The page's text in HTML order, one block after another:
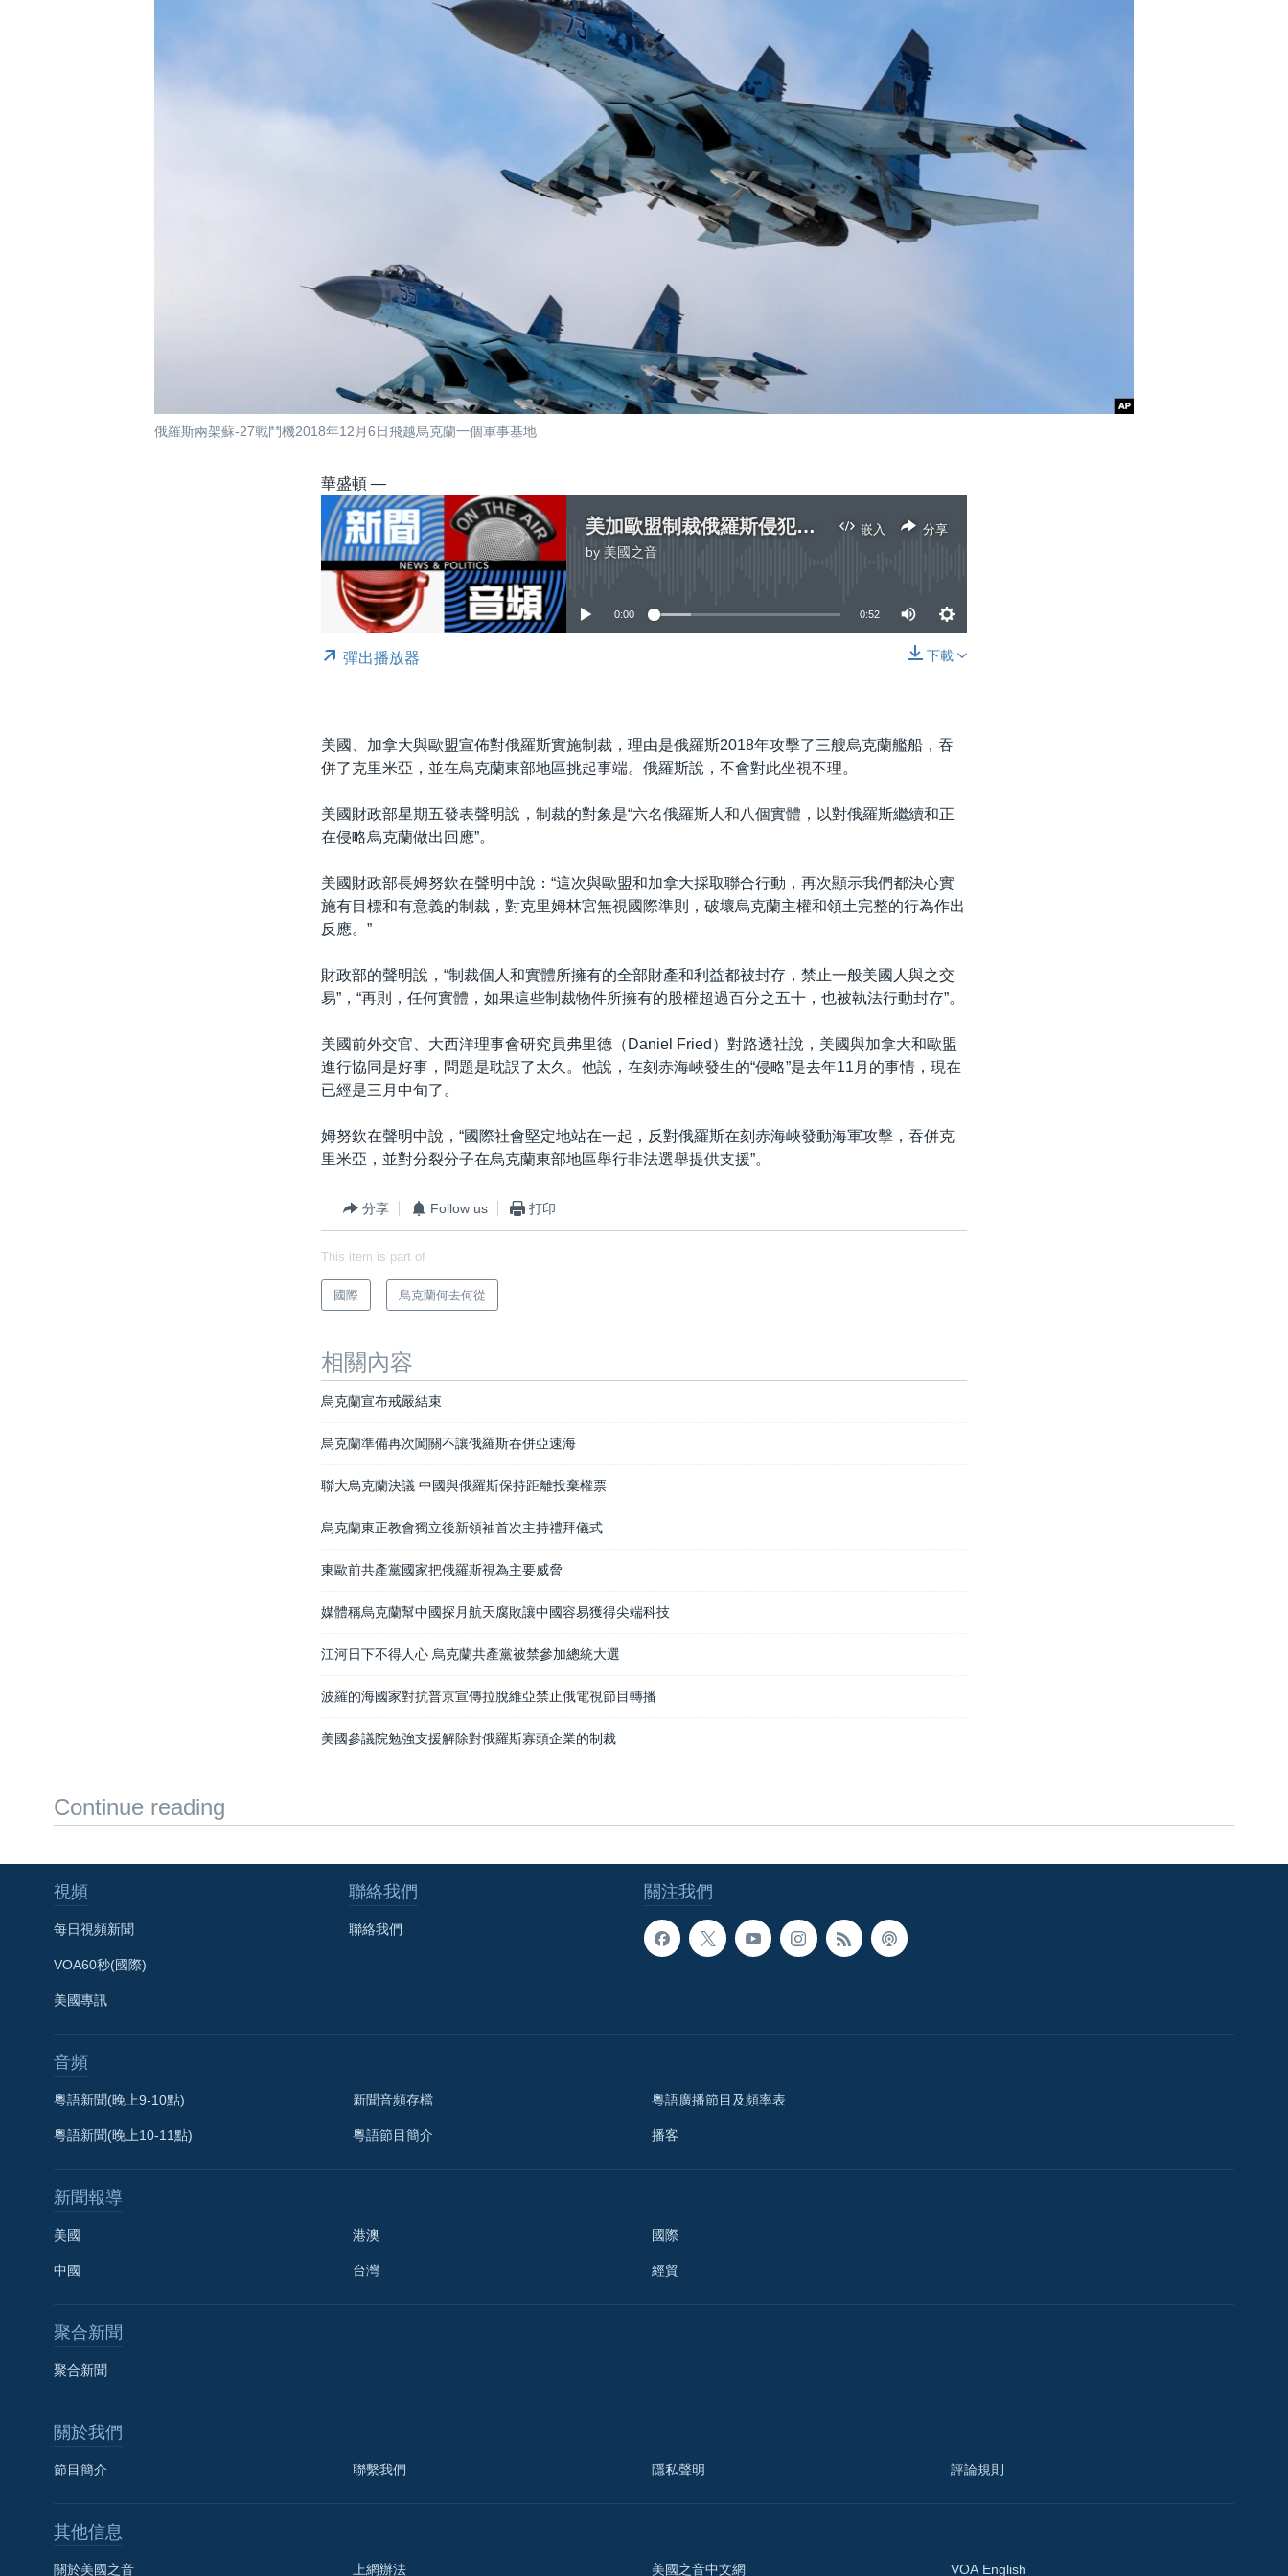
俄羅斯兩架蘇-27戰鬥機2018年12月6日飛越烏克蘭一個軍事基地
華盛頓 —
嵌入 分享
美加歐盟制裁俄羅斯侵犯烏克蘭主權
by 美國之音
No media source currently available
0:00 0:52
下載
彈出播放器
美國、加拿大與歐盟宣佈對俄羅斯實施制裁，理由是俄羅斯2018年攻擊了三艘烏克蘭艦船，吞
併了克里米亞，並在烏克蘭東部地區挑起事端。俄羅斯說，不會對此坐視不理。
美國財政部星期五發表聲明說，制裁的對象是“六名俄羅斯人和八個實體，以對俄羅斯繼續和正
在侵略烏克蘭做出回應”。
美國財政部長姆努欽在聲明中說：“這次與歐盟和加拿大採取聯合行動，再次顯示我們都決心實
施有目標和有意義的制裁，對克里姆林宮無視國際準則，破壞烏克蘭主權和領土完整的行為作出
反應。”
財政部的聲明說，“制裁個人和實體所擁有的全部財產和利益都被封存，禁止一般美國人與之交
易”，“再則，任何實體，如果這些制裁物件所擁有的股權超過百分之五十，也被執法行動封存”。
美國前外交官、大西洋理事會研究員弗里德（Daniel Fried）對路透社說，美國與加拿大和歐盟
進行協同是好事，問題是耽誤了太久。他說，在刻赤海峽發生的“侵略”是去年11月的事情，現在
已經是三月中旬了。
姆努欽在聲明中說，“國際社會堅定地站在一起，反對俄羅斯在刻赤海峽發動海軍攻擊，吞併克
里米亞，並對分裂分子在烏克蘭東部地區舉行非法選舉提供支援”。
分享 Follow us 打印
This item is part of
國際 烏克蘭何去何從
相關內容
烏克蘭宣布戒嚴結束
烏克蘭準備再次闖關不讓俄羅斯吞併亞速海
聯大烏克蘭決議 中國與俄羅斯保持距離投棄權票
烏克蘭東正教會獨立後新領袖首次主持禮拜儀式
東歐前共產黨國家把俄羅斯視為主要威脅
媒體稱烏克蘭幫中國探月航天腐敗讓中國容易獲得尖端科技
江河日下不得人心 烏克蘭共產黨被禁參加總統大選
波羅的海國家對抗普京宣傳拉脫維亞禁止俄電視節目轉播
美國參議院勉強支援解除對俄羅斯寡頭企業的制裁
Continue reading
關注我們
視頻
每日視頻新聞
VOA60秒(國際)
美國專訊
聯絡我們
聯絡我們
音頻
粵語新聞(晚上9-10點)
粵語新聞(晚上10-11點)
新聞音頻存檔
粵語節目簡介
粵語廣播節目及頻率表
播客
新聞報導
美國
中國
港澳
台灣
國際
經貿
聚合新聞
聚合新聞
關於我們
節目簡介 聯繫我們 隱私聲明 評論規則
其他信息
關於美國之音 上網辦法 美國之音中文網 VOA English